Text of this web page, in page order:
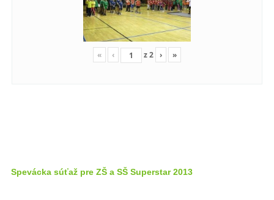
« ‹ z2 › »
Spevácka súťaž pre ZŠ a SŠ Superstar 2013